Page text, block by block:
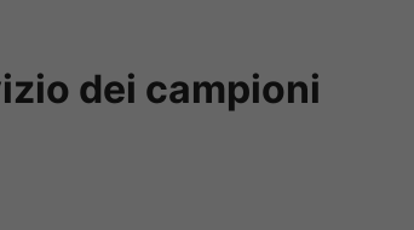
dei campioni